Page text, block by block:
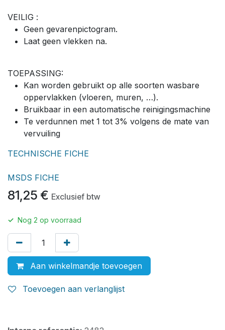
VEILIG :
Geen gevarenpictogram.
Laat geen vlekken na.
TOEPASSING:
Kan worden gebruikt op alle soorten wasbare
oppervlakken (vloeren, muren, …).
Bruikbaar in een automatische reinigingsmachine
Te verdunnen met 1 tot 3% volgens de mate van
vervuiling
TECHNISCHE FICHE
MSDS FICHE
81,25 € Exclusief btw
✓ Nog 2 op voorraad
Aan winkelmandje toevoegen
Toevoegen aan verlanglijst